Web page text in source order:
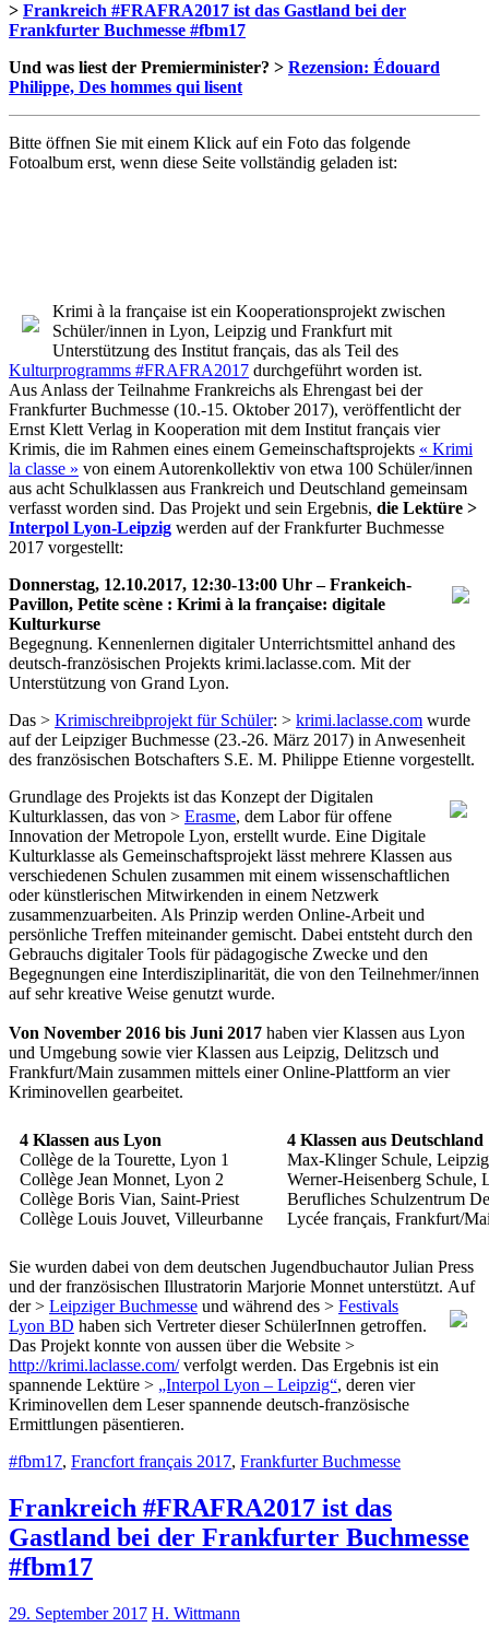
> Frankreich #FRAFRA2017 ist das Gastland bei der
Frankfurter Buchmesse #fbm17
Und was liest der Premierminister? > Rezension: Édouard
Philippe, Des hommes qui lisent
Bitte öffnen Sie mit einem Klick auf ein Foto das folgende
Fotoalbum erst, wenn diese Seite vollständig geladen ist:
Krimi à la française ist ein Kooperationsprojekt zwischen
Schüler/innen in Lyon, Leipzig und Frankfurt mit
Unterstützung des Institut français, das als Teil des
Kulturprogramms #FRAFRA2017 durchgeführt worden ist.
Aus Anlass der Teilnahme Frankreichs als Ehrengast bei der
Frankfurter Buchmesse (10.-15. Oktober 2017), veröffentlicht der
Ernst Klett Verlag in Kooperation mit dem Institut français vier
Krimis, die im Rahmen eines einem Gemeinschaftsprojekts « Krimi
la classe » von einem Autorenkollektiv von etwa 100 Schüler/innen
aus acht Schulklassen aus Frankreich und Deutschland gemeinsam
verfasst worden sind. Das Projekt und sein Ergebnis, die Lektüre >
Interpol Lyon-Leipzig werden auf der Frankfurter Buchmesse
2017 vorgestellt:
Donnerstag, 12.10.2017, 12:30-13:00 Uhr – Frankeich-
Pavillon, Petite scène : Krimi à la française: digitale
Kulturkurse
Begegnung. Kennenlernen digitaler Unterrichtsmittel anhand des
deutsch-französischen Projekts krimi.laclasse.com. Mit der
Unterstützung von Grand Lyon.
Das > Krimischreibprojekt für Schüler: > krimi.laclasse.com wurde
auf der Leipziger Buchmesse (23.-26. März 2017) in Anwesenheit
des französischen Botschafters S.E. M. Philippe Etienne vorgestellt.
Grundlage des Projekts ist das Konzept der Digitalen
Kulturklassen, das von > Erasme, dem Labor für offene
Innovation der Metropole Lyon, erstellt wurde. Eine Digitale
Kulturklasse als Gemeinschaftsprojekt lässt mehrere Klassen aus
verschiedenen Schulen zusammen mit einem wissenschaftlichen
oder künstlerischen Mitwirkenden in einem Netzwerk
zusammenzuarbeiten. Als Prinzip werden Online-Arbeit und
persönliche Treffen miteinander gemischt. Dabei entsteht durch den
Gebrauchs digitaler Tools für pädagogische Zwecke und den
Begegnungen eine Interdisziplinarität, die von den Teilnehmer/innen
auf sehr kreative Weise genutzt wurde.
Von November 2016 bis Juni 2017 haben vier Klassen aus Lyon
und Umgebung sowie vier Klassen aus Leipzig, Delitzsch und
Frankfurt/Main zusammen mittels einer Online-Plattform an vier
Kriminovellen gearbeitet.
4 Klassen aus Lyon
Collège de la Tourette, Lyon 1
Collège Jean Monnet, Lyon 2
Collège Boris Vian, Saint-Priest
Collège Louis Jouvet, Villeurbanne
4 Klassen aus Deutschland
Max-Klinger Schule, Leipzig
Werner-Heisenberg Schule,
Berufliches Schulzentrum
Lycée français, Frankfurt/
Sie wurden dabei von dem deutschen Jugendbuchautor Julian Press
und der französischen Illustratorin Marjorie Monnet unterstützt. Auf
der > Leipziger Buchmesse und während des > Festivals
Lyon BD haben sich Vertreter dieser SchülerInnen getroffen.
Das Projekt konnte von aussen über die Website >
http://krimi.laclasse.com/verfolgt werden. Das Ergebnis ist ein
spannende Lektüre > „Interpol Lyon – Leipzig“, deren vier
Kriminovellen dem Leser spannende deutsch-französische
Ermittlungen päsentieren.
#fbm17, Francfort français 2017, Frankfurter Buchmesse
Frankreich #FRAFRA2017 ist das
Gastland bei der Frankfurter Buchmesse
#fbm17
29. September 2017 H. Wittmann